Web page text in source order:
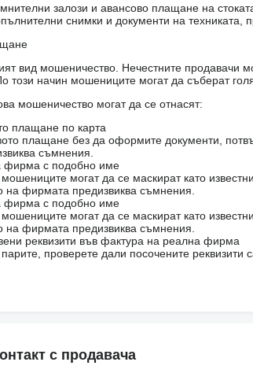
залози и авансово плащане на
снимки и документи на техниката,
вид мошеничество. Нечестните продавачи
този начин мошениците могат да съберат
мошеничество могат да се отнасят:
плащане по карта
плащане без да оформите документи,
съмнения.
фирма с подобно име
могат да се маскират като
на фирмата предизвиква съмнения.
фирма с подобно име
могат да се маскират като
на фирмата предизвиква съмнения.
реквизити във фактура на реална фирма
проверете дали посочените
с продавача